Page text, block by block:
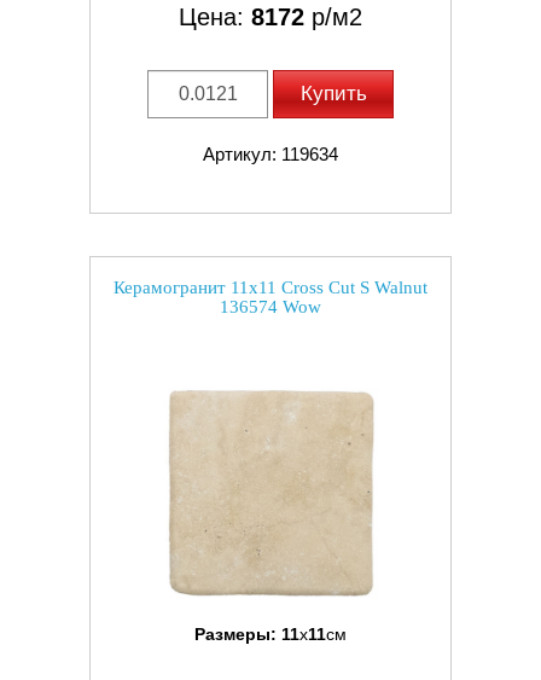
Цена: 8172 р/м2
Купить
Артикул: 119634
Керамогранит 11x11 Cross Cut S Walnut
136574 Wow
Размеры: 11x11см